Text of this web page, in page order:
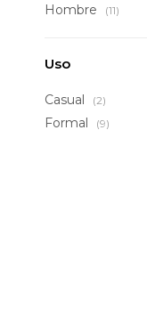
Hombre (11)
Uso
Casual (2)
Formal (9)